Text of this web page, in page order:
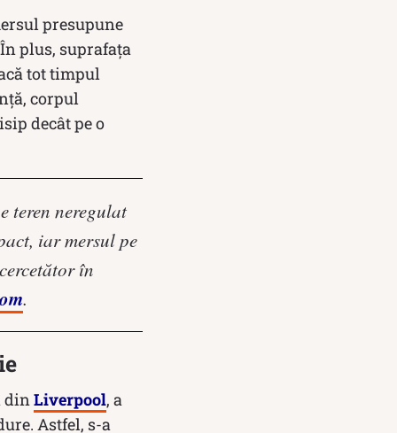
presupune
plus, suprafața
tot timpul
corpul
decât pe o
teren neregulat
iar mersul pe
în
.
dinLiverpool, a
Astfel, s-a